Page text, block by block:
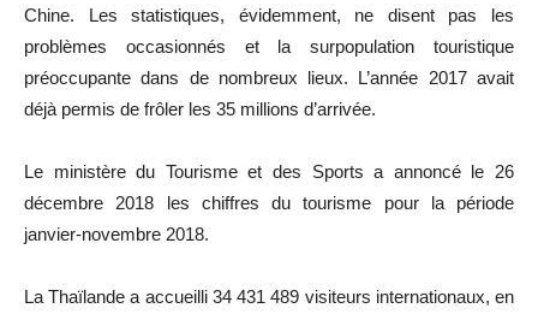
Chine. Les statistiques, évidemment, ne disent pas les
problèmes occasionnés et la surpopulation touristique
préoccupante dans de nombreux lieux. L’année 2017 avait
déjà permis de frôler les 35 millions d’arrivée.
Le ministère du Tourisme et des Sports a annoncé le 26
décembre 2018 les chiffres du tourisme pour la période
janvier-novembre 2018.
La Thaïlande a accueilli 34 431 489 visiteurs internationaux, en